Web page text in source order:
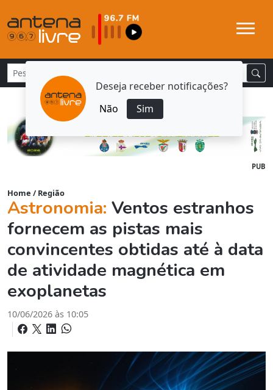
Deseja receber notificações?
Não
Sim
PUB
Home / Região
Astronomia: Ventos estranhos
fornecem as pistas mais
convincentes obtidas até à data
de atividade magnética em
exoplanetas
10/06/2026 às 10:05